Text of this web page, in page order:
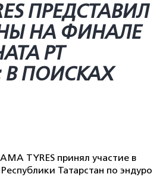
ПРЕДСТАВИЛ
НА ФИНАЛЕ
РТ
В ПОИСКАХ
TYRES принял участие в
Татарстан по эндуро